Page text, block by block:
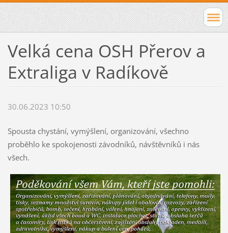
Velká cena OSH Přerov a
Extraliga v Radíkově
30.06.2023 10:50
Spousta chystání, vymýšlení, organizování, všechno
proběhlo ke spokojenosti závodníků, návštěvníků i nás
všech.